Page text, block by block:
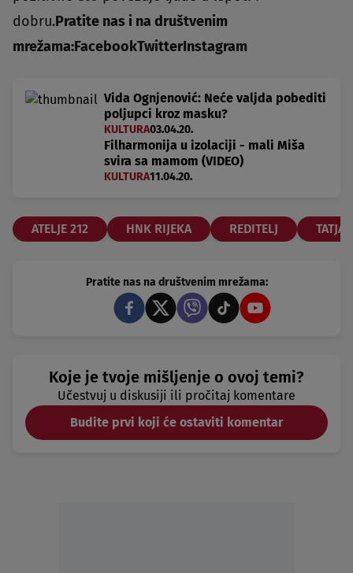
dobru.Pratite nas i na društvenim
mrežama:FacebookTwitterInstagram
Vida Ognjenović: Neće valjda pobediti
poljupci kroz masku?
KULTURA03.04.20.
Filharmonija u izolaciji - mali Miša
svira sa mamom (VIDEO)
KULTURA11.04.20.
ATELJE 212 HNK RIJEKA REDITELJ
Pratite nas na društvenim mrežama:
Koje je tvoje mišljenje o ovoj temi?
Učestvuj u diskusiji ili pročitaj komentare
Budite prvi koji će ostaviti komentar